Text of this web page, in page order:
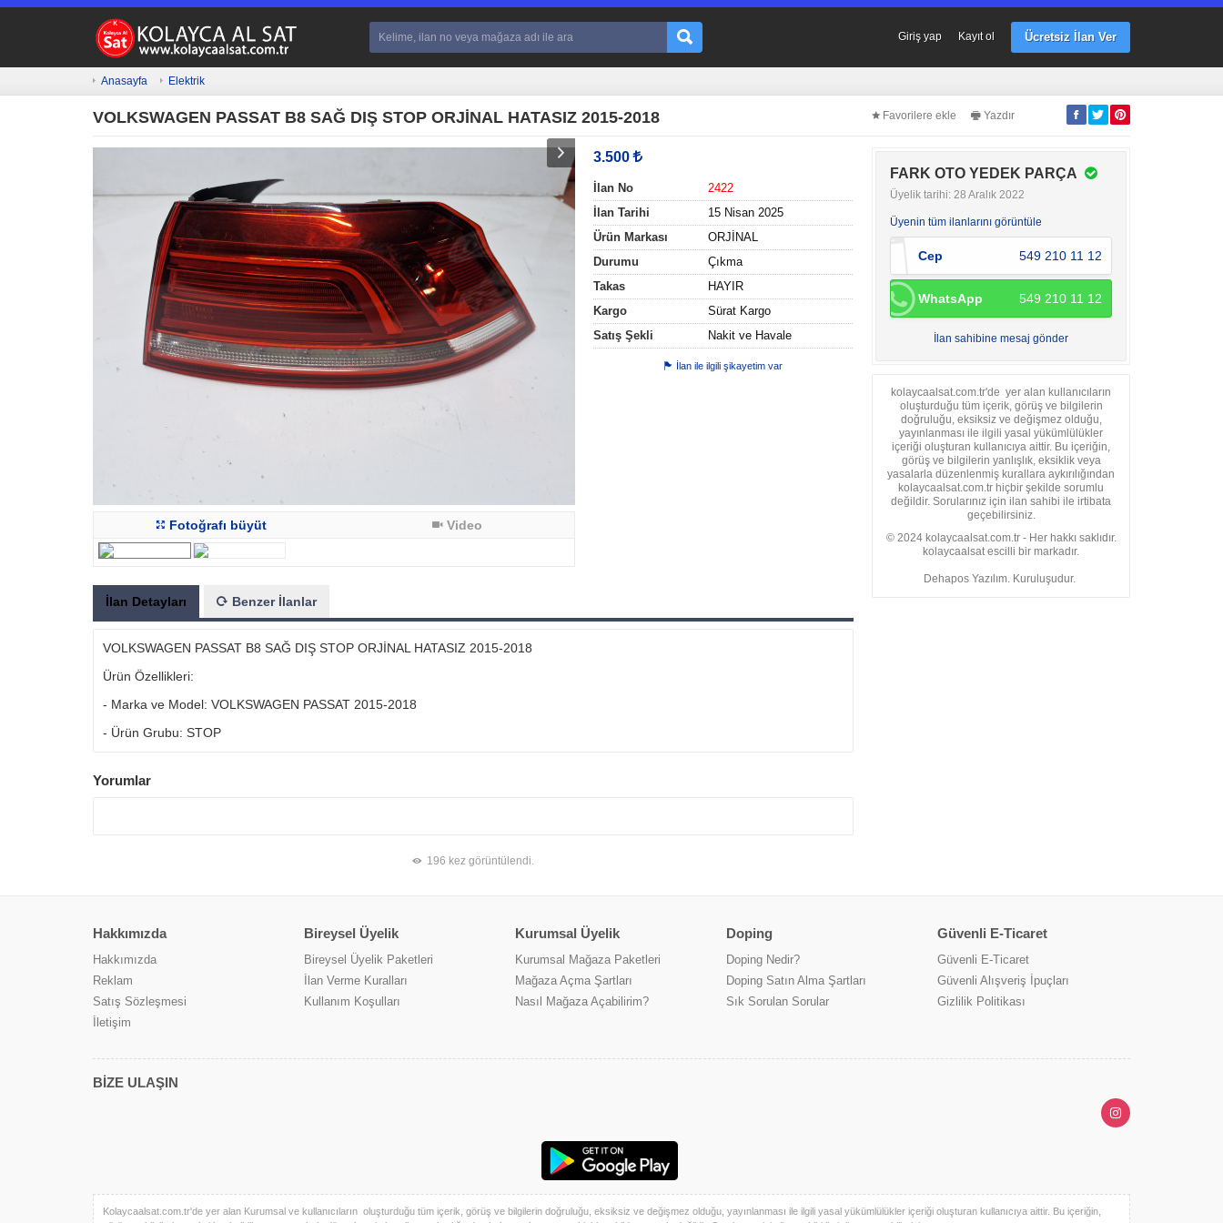
Giriş yap Kayıt ol Ücretsiz İlan Ver
Anasayfa Elektrik
VOLKSWAGEN PASSAT B8 SAĞ DIŞ STOP ORJİNAL HATASIZ 2015-2018 Favorilere ekle Yazdır
Fotoğrafı büyüt Video
3.500
İlan No
2422
İlan Tarihi
15 Nisan 2025
Ürün Markası
ORJİNAL
Durumu
Çıkma
Takas
HAYIR
Kargo
Sürat Kargo
Satış Şekli
Nakit ve Havale
İlan ile ilgili şikayetim var
İlan Detayları Benzer İlanlar
VOLKSWAGEN PASSAT B8 SAĞ DIŞ STOP ORJİNAL HATASIZ 2015-2018
Ürün Özellikleri:
- Marka ve Model: VOLKSWAGEN PASSAT 2015-2018
- Ürün Grubu: STOP
Yorumlar
196 kez görüntülendi.
FARK OTO YEDEK PARÇA
Üyelik tarihi: 28 Aralık 2022
Üyenin tüm ilanlarını görüntüle
Cep 549 210 11 12
WhatsApp 549 210 11 12
İlan sahibine mesaj gönder
kolaycaalsat.com.tr'de yer alan kullanıcıların
oluşturduğu tüm içerik, görüş ve bilgilerin
doğruluğu, eksiksiz ve değişmez olduğu,
yayınlanması ile ilgili yasal yükümlülükler
içeriği oluşturan kullanıcıya aittir. Bu içeriğin,
görüş ve bilgilerin yanlışlık, eksiklik veya
yasalarla düzenlenmiş kurallara aykırılığından
kolaycaalsat.com.tr hiçbir şekilde sorumlu
değildir. Sorularınız için ilan sahibi ile irtibata
geçebilirsiniz.
© 2024 kolaycaalsat.com.tr - Her hakkı saklıdır.
kolaycaalsat escilli bir markadır.
Dehapos Yazılım. Kuruluşudur.
Hakkımızda
Hakkımızda
Reklam
Satış Sözleşmesi
İletişim
Bireysel Üyelik
Bireysel Üyelik Paketleri
İlan Verme Kuralları
Kullanım Koşulları
Kurumsal Üyelik
Kurumsal Mağaza Paketleri
Mağaza Açma Şartları
Nasıl Mağaza Açabilirim?
Doping
Doping Nedir?
Doping Satın Alma Şartları
Sık Sorulan Sorular
Güvenli E-Ticaret
Güvenli E-Ticaret
Güvenli Alışveriş İpuçları
Gizlilik Politikası
BİZE ULAŞIN
Kolaycaalsat.com.tr'de yer alan Kurumsal ve kullanıcıların oluşturduğu tüm içerik, görüş ve bilgilerin doğruluğu, eksiksiz ve değişmez olduğu, yayınlanması ile ilgili yasal yükümlülükler içeriği oluşturan kullanıcıya aittir. Bu içeriğin,